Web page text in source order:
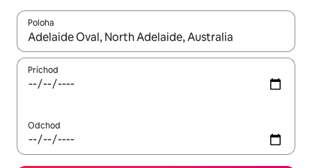
Poloha
Keď budú výsledky k dispozícii, môžete si ich prechádzať
Príchod
Odchod